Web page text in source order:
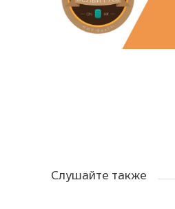
Слушайте также